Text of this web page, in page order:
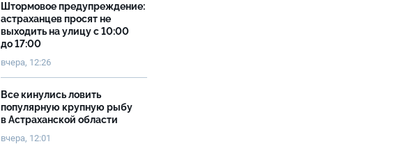
Штормовое предупреждение:
астраханцев просят не
выходить на улицу с 10:00
до 17:00
вчера, 12:26
Все кинулись ловить
популярную крупную рыбу
в Астраханской области
вчера, 12:01